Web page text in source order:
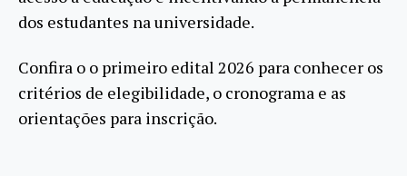
dos estudantes na universidade.
Confira o o primeiro edital 2026 para conhecer os
critérios de elegibilidade, o cronograma e as
orientações para inscrição.